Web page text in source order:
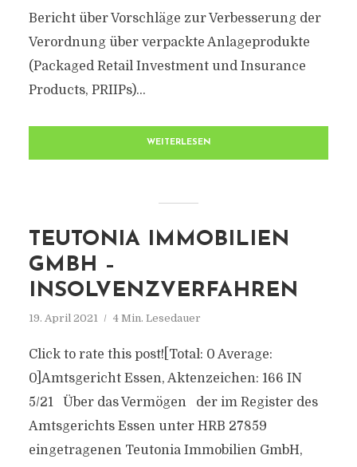
Bericht über Vorschläge zur Verbesserung der
Verordnung über verpackte Anlageprodukte
(Packaged Retail Investment und Insurance
Products, PRIIPs)...
WEITERLESEN
TEUTONIA IMMOBILIEN
GMBH –
INSOLVENZVERFAHREN
19. April 2021 4 Min. Lesedauer
Click to rate this post![Total: 0 Average:
0]Amtsgericht Essen, Aktenzeichen: 166 IN
5/21 Über das Vermögen der im Register des
Amtsgerichts Essen unter HRB 27859
eingetragenen Teutonia Immobilien GmbH,